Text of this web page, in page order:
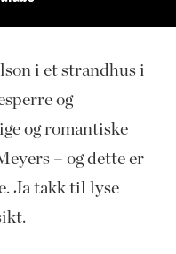
i et strandhus i
og
og romantiske
– og dette er
Ja takk til lyse